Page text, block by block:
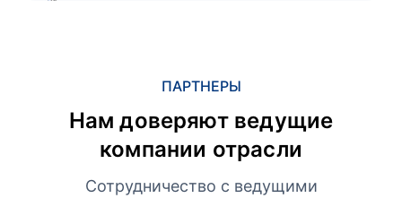
ПАРТНЕРЫ
Нам доверяют ведущие
компании отрасли
Сотрудничество с ведущими